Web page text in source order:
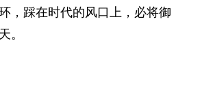
，踩在时代的风口上，必将御
。